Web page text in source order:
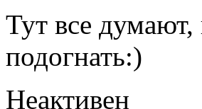
Тут все
подогнать:)
Неактивен